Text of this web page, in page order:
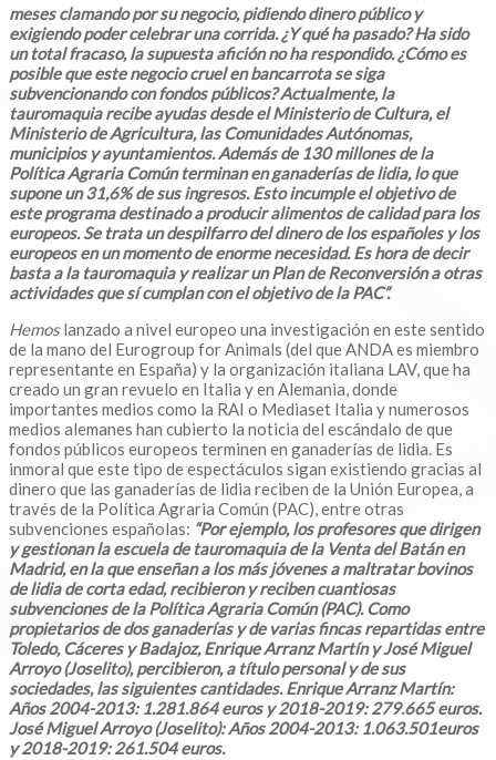
meses clamando por su negocio, pidiendo dinero público y
exigiendo poder celebrar una corrida. ¿Y qué ha pasado? Ha sido
un total fracaso, la supuesta afición no ha respondido. ¿Cómo es
posible que este negocio cruel en bancarrota se siga
subvencionando con fondos públicos? Actualmente, la
tauromaquia recibe ayudas desde el Ministerio de Cultura, el
Ministerio de Agricultura, las Comunidades Autónomas,
municipios y ayuntamientos. Además de 130 millones de la
Política Agraria Común terminan en ganaderías de lidia, lo que
supone un 31,6% de sus ingresos. Esto incumple el objetivo de
este programa destinado a producir alimentos de calidad para los
europeos. Se trata un despilfarro del dinero de los españoles y los
europeos en un momento de enorme necesidad. Es hora de decir
basta a la tauromaquia y realizar un Plan de Reconversión a otras
actividades que sí cumplan con el objetivo de la PAC”.
Hemoslanzado a nivel europeo una investigación en este sentido
de la mano del Eurogroup for Animals (del que ANDA es miembro
representante en España) y la organización italiana LAV, que ha
creado un gran revuelo en Italia y en Alemania, donde
importantes medios como la RAI o Mediaset Italia y numerosos
medios alemanes han cubierto la noticia del escándalo de que
fondos públicos europeos terminen en ganaderías de lidia. Es
inmoral que este tipo de espectáculos sigan existiendo gracias al
dinero que las ganaderías de lidia reciben de la Unión Europea, a
través de la Política Agraria Común (PAC), entre otras
subvenciones españolas: “Por ejemplo, los profesores que dirigen
y gestionan la escuela de tauromaquia de la Venta del Batán en
Madrid, en la que enseñan a los más jóvenes a maltratar bovinos
de lidia de corta edad, recibieron y reciben cuantiosas
subvenciones de la Política Agraria Común (PAC). Como
propietarios de dos ganaderías y de varias fincas repartidas entre
Toledo, Cáceres y Badajoz, Enrique Arranz Martín y José Miguel
Arroyo (Joselito), percibieron, a título personal y de sus
sociedades, las siguientes cantidades. Enrique Arranz Martín:
Años 2004-2013: 1.281.864 euros y 2018-2019: 279.665 euros.
José Miguel Arroyo (Joselito): Años 2004-2013: 1.063.501euros
y 2018-2019: 261.504 euros.